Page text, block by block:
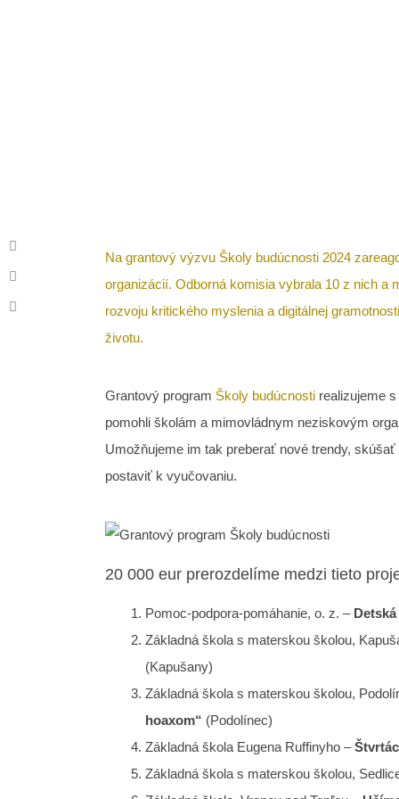
Na grantový výzvu Školy budúcnosti 2024
organizácií. Odborná komisia vybrala 10 z nich a
rozvoju kritického myslenia a digitálnej
životu.
Grantový program Školy budúcnosti realizujeme s
pomohli školám a mimovládnym neziskovým
Umožňujeme im tak preberať nové trendy,
postaviť k vyučovaniu.
20 000 eur prerozdelíme medzi tieto
Pomoc-podpora-pomáhanie, o. z. –
Základná škola s materskou školou,
(Kapušany)
Základná škola s materskou školou,
hoaxom“ (Podolínec)
Základná škola Eugena Ruffinyho –
Základná škola s materskou školou,